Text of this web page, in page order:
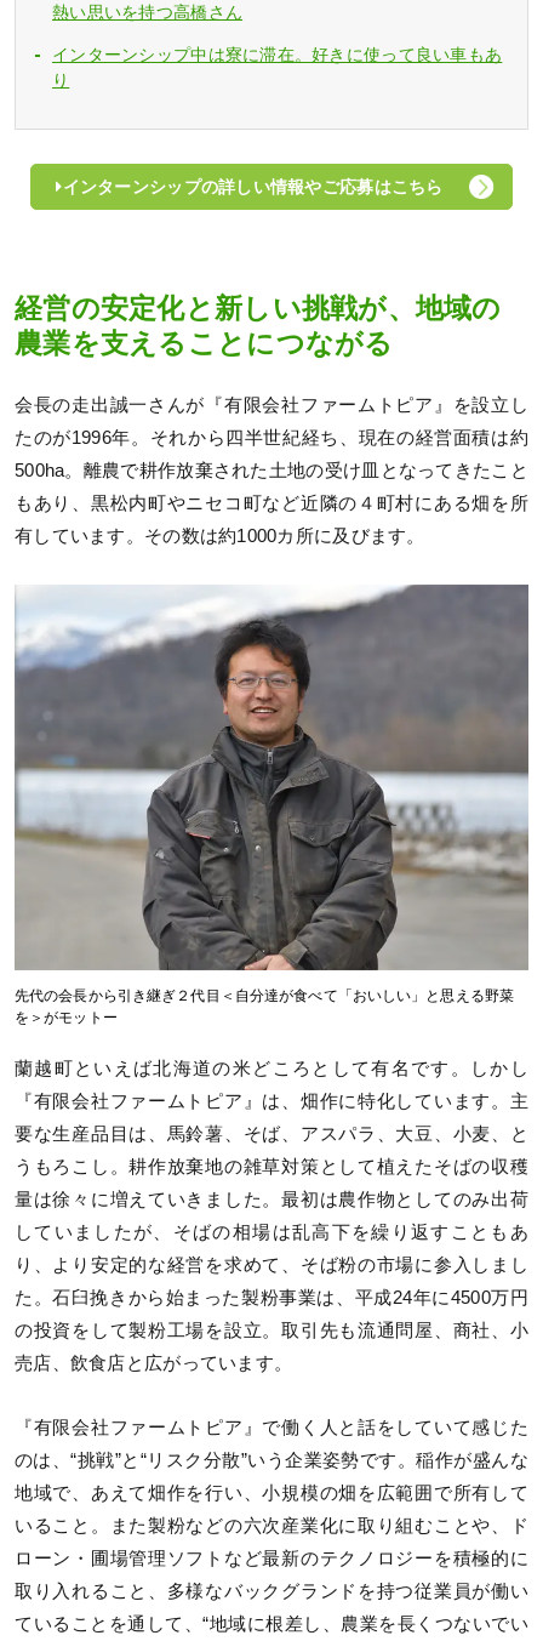
熱い思いを持つ高橋さん
インターンシップ中は寮に滞在。好きに使って良い車もあ
り
インターンシップの詳しい情報やご応募はこちら
経営の安定化と新しい挑戦が、地域の
農業を支えることにつながる
会長の走出誠一さんが『有限会社ファームトピア』を設立し
たのが1996年。それから四半世紀経ち、現在の経営面積は約
500ha。離農で耕作放棄された土地の受け皿となってきたこと
もあり、黒松内町やニセコ町など近隣の４町村にある畑を所
有しています。その数は約1000カ所に及びます。
先代の会長から引き継ぎ２代目＜自分達が食べて「おいしい」と思える野菜
を＞がモットー
蘭越町といえば北海道の米どころとして有名です。しかし
『有限会社ファームトピア』は、畑作に特化しています。主
要な生産品目は、馬鈴薯、そば、アスパラ、大豆、小麦、と
うもろこし。耕作放棄地の雑草対策として植えたそばの収穫
量は徐々に増えていきました。最初は農作物としてのみ出荷
していましたが、そばの相場は乱高下を繰り返すこともあ
り、より安定的な経営を求めて、そば粉の市場に参入しまし
た。石臼挽きから始まった製粉事業は、平成24年に4500万円
の投資をして製粉工場を設立。取引先も流通問屋、商社、小
売店、飲食店と広がっています。
『有限会社ファームトピア』で働く人と話をしていて感じた
のは、“挑戦”と“リスク分散”いう企業姿勢です。稲作が盛んな
地域で、あえて畑作を行い、小規模の畑を広範囲で所有して
いること。また製粉などの六次産業化に取り組むことや、ド
ローン・圃場管理ソフトなど最新のテクノロジーを積極的に
取り入れること、多様なバックグランドを持つ従業員が働い
ていることを通して、“地域に根差し、農業を長くつないでい